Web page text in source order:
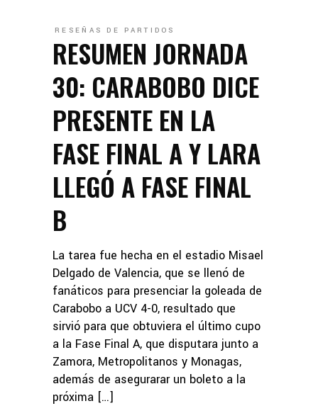
RESEÑAS DE PARTIDOS
RESUMEN JORNADA
30: CARABOBO DICE
PRESENTE EN LA
FASE FINAL A Y LARA
LLEGÓ A FASE FINAL
B
La tarea fue hecha en el estadio Misael
Delgado de Valencia, que se llenó de
fanáticos para presenciar la goleada de
Carabobo a UCV 4-0, resultado que
sirvió para que obtuviera el último cupo
a la Fase Final A, que disputara junto a
Zamora, Metropolitanos y Monagas,
además de asegurarar un boleto a la
próxima […]